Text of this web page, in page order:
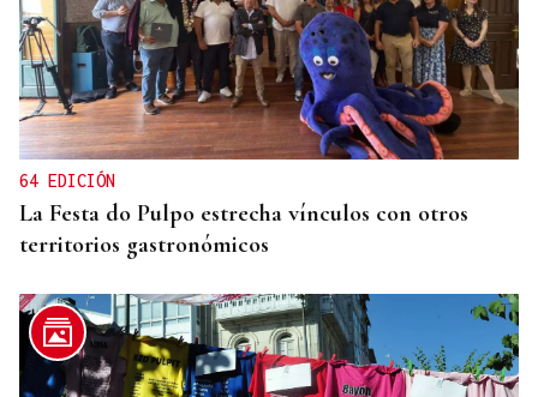
64 EDICIÓN
La Festa do Pulpo estrecha vínculos con otros
territorios gastronómicos